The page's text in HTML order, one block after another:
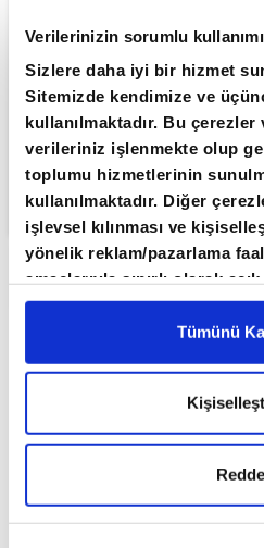
Verilerinizin sorumlu kullanımı
Sizlere daha iyi bir hizmet
Sitemizde kendimize ve
kullanılmaktadır. Bu
verileriniz işlenmekte olup
toplumu hizmetlerinin
kullanılmaktadır. Diğer
işlevsel kılınması ve
yönelik reklam/pazarlama
amaçlarıyla sınırlı olarak
kullanılacaktır. Çerezlere
paneli vasıtasıyla
detaylı bilgi için Ayarlar
6698 sayılı Kişisel Verilerin
uyarınca hazırlanmış olan
Tümünü
ABONE OL
Borsa İstanbul'da
güne yüzde 0,08
puandan başladı.
Dün satış ağırlıklı bir
İstanbul'da BIST 100
değer kaybederek